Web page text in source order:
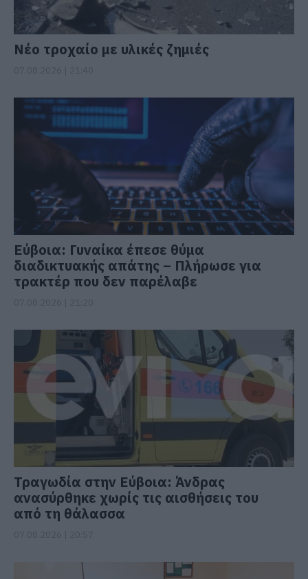
Νέο τροχαίο με υλικές ζημιές
Εύβοια: Γυναίκα έπεσε θύμα
διαδικτυακής απάτης – Πλήρωσε για
τρακτέρ που δεν παρέλαβε
Τραγωδία στην Εύβοια: Άνδρας
ανασύρθηκε χωρίς τις αισθήσεις του
από τη θάλασσα